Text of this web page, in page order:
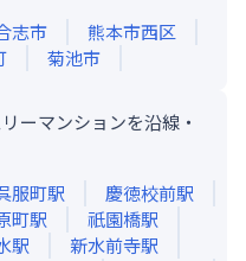
志市
熊本市西区
菊池市
ーマンションを沿線・
服町駅 慶徳校前駅
町駅 祇園橋駅
駅 新水前寺駅